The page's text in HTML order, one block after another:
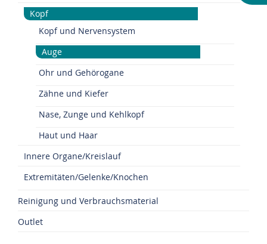
Kopf
Kopf und Nervensystem
Auge
Ohr und Gehörogane
Zähne und Kiefer
Nase, Zunge und Kehlkopf
Haut und Haar
Innere Organe/Kreislauf
Extremitäten/Gelenke/Knochen
Reinigung und Verbrauchsmaterial
Outlet